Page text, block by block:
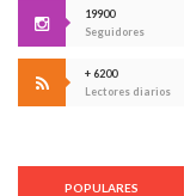
19900
Seguidores
+ 6200
Lectores diarios
POPULARES